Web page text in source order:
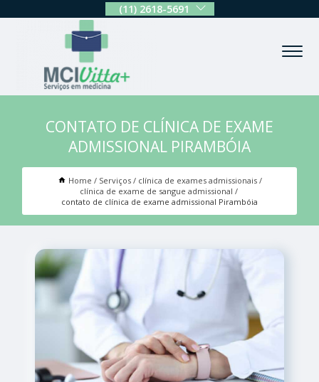
(11) 2618-5691
CONTATO DE CLÍNICA DE EXAME
ADMISSIONAL PIRAMBÓIA
Home Serviços
clínica de exames admissionais
clínica de exame de sangue admissional
contato de clínica de exame admissional Pirambóia